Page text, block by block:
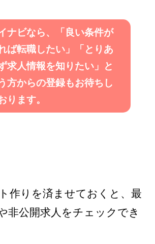
ナビなら、「良い条件が
ば転職したい」「とりあ
求人情報を知りたい」と
方からの登録もお待ちし
ります。
作りを済ませておくと、最
非公開求人をチェックでき